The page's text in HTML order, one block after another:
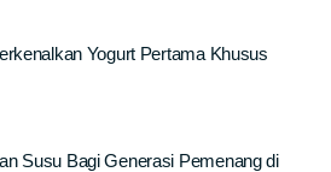
Yogurt Pertama Khusus
Susu Bagi Generasi Pemenang di